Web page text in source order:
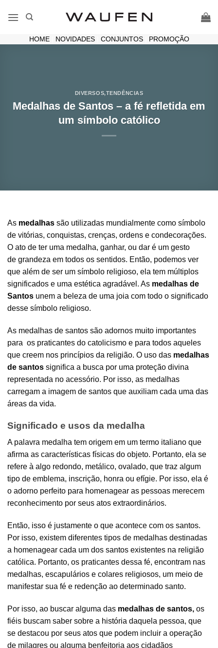
HOME| NOVIDADES| CONJUNTOS| PROMOÇÃO
DIVERSOS,TENDÊNCIAS
Medalhas de Santos – a fé refletida em
um símbolo católico
As medalhas são utilizadas mundialmente como símbolo
de vitórias, conquistas, crenças, ordens e condecorações.
O ato de ter uma medalha, ganhar, ou dar é um gesto
de grandeza em todos os sentidos. Então, podemos ver
que além de ser um símbolo religioso, ela tem múltiplos
significados e uma estética agradável. As medalhas de
Santos unem a beleza de uma joia com todo o significado
desse símbolo religioso.
As medalhas de santos são adornos muito importantes
para os praticantes do catolicismo e para todos aqueles
que creem nos princípios da religião. O uso das medalhas
de santos significa a busca por uma proteção divina
representada no acessório. Por isso, as medalhas
carregam a imagem de santos que auxiliam cada uma das
áreas da vida.
Significado e usos da medalha
A palavra medalha tem origem em um termo italiano que
afirma as características físicas do objeto. Portanto, ela se
refere à algo redondo, metálico, ovalado, que traz algum
tipo de emblema, inscrição, honra ou efígie. Por isso, ela é
o adorno perfeito para homenagear as pessoas merecem
reconhecimento por seus atos extraordinários.
Então, isso é justamente o que acontece com os santos.
Por isso, existem diferentes tipos de medalhas destinadas
a homenagear cada um dos santos existentes na religião
católica. Portanto, os praticantes dessa fé, encontram nas
medalhas, escapulários e colares religiosos, um meio de
manifestar sua fé e redenção ao determinado santo.
Por isso, ao buscar alguma das medalhas de santos, os
fiéis buscam saber sobre a história daquela pessoa, que
se destacou por seus atos que podem incluir a operação
de milagres ou alguma benfeitoria aos cidadãos